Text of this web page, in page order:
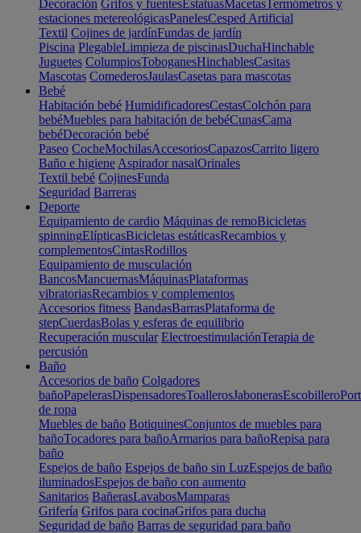
Decoración Grifos y fuentesEstatuasMacetasTermómetros y
estaciones metereológicasPanelesCesped Artificial
Textil Cojines de jardínFundas de jardín
Piscina PlegableLimpieza de piscinasDuchaHinchable
Juguetes ColumpiosToboganesHinchablesCasitas
Mascotas ComederosJaulasCasetas para mascotas
Bebé
Habitación bebé HumidificadoresCestasColchón para
bebéMuebles para habitación de bebéCunasCama
bebéDecoración bebé
Paseo CocheMochilasAccesoriosCapazosCarrito ligero
Baño e higiene Aspirador nasalOrinales
Textil bebé CojinesFunda
Seguridad Barreras
Deporte
Equipamiento de cardio Máquinas de remoBicicletas
spinningElípticasBicicletas estáticasRecambios y
complementosCintasRodillos
Equipamiento de musculación
BancosMancuernasMáquinasPlataformas
vibratoriasRecambios y complementos
Accesorios fitness BandasBarrasPlataforma de
stepCuerdasBolas y esferas de equilibrio
Recuperación muscular ElectroestimulaciónTerapia de
percusión
Baño
Accesorios de baño Colgadores
bañoPapelerasDispensadoresToallerosJabonerasEscobillero
de ropa
Muebles de baño BotiquinesConjuntos de muebles para
bañoTocadores para bañoArmarios para bañoRepisa para
baño
Espejos de baño Espejos de baño sin LuzEspejos de baño
iluminadosEspejos de baño con aumento
Sanitarios BañerasLavabosMamparas
Grifería Grifos para cocinaGrifos para ducha
Seguridad de baño Barras de seguridad para baño